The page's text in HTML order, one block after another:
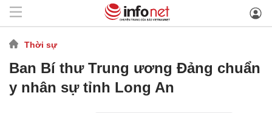
Thời sự
Ban Bí thư Trung ương Đảng chuẩn
y nhân sự tỉnh Long An